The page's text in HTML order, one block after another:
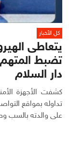
كل الأخبار
يتعاطى
تضبط
دار السلام
كشفت الأجهزة
تداوله بمواقع
على والدته بالسب